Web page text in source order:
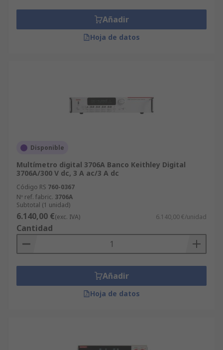
Añadir
Hoja de datos
Disponible
Multímetro digital 3706A Banco Keithley Digital
3706A/300 V dc, 3 A ac/3 A dc
Código RS 760-0367
Nº ref. fabric. 3706A
Subtotal (1 unidad)
6.140,00 €(exc. IVA) 6.140,00 €/unidad
Cantidad
Añadir
Hoja de datos